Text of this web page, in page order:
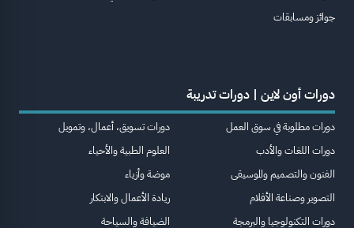
جوائز ومسابقات
دورات أون لاين | دورات تدريبة
دورات مطلوبة في سوق العمل
دورات اللغات والأدب
الفنون والتصميم والموسيقى
التصوير وصناعة الأفلام
دورات التكنولوجيا والبرمجة
دورات تسويق، أعمال، وتمويل
العلوم الطبية والأحياء
موضة وأزياء
ريادة الأعمال والابتكار
الضيافة والسياحة